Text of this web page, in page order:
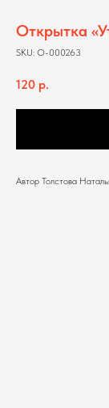
Открытка
SKU: О-000263
120 р.
Автор Толстова